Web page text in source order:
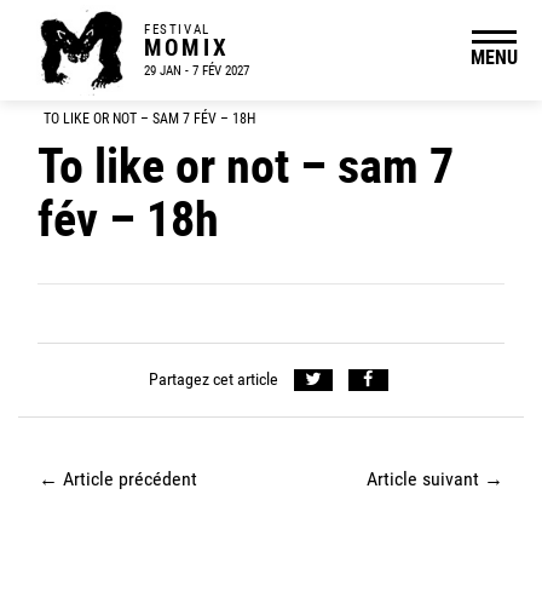
FESTIVAL
MOMIX
29 JAN - 7 FÉV 2027
MENU
TO LIKE OR NOT – SAM 7 FÉV – 18H
To like or not – sam 7
fév – 18h
Partagez cet article
← Article précédent Article suivant →